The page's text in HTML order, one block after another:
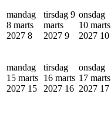
mandag
8 marts
2027 8
tirsdag 9
marts
2027 9
onsdag
10 marts
2027 10
mandag
15 marts
2027 15
tirsdag
16 marts
2027 16
onsdag
17 marts
2027 17